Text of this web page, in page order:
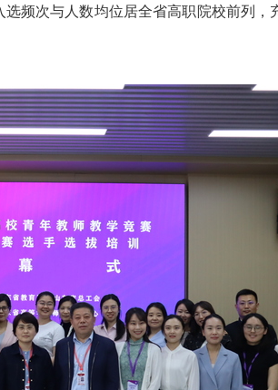
频次与人数均位居全省高职院校前列，